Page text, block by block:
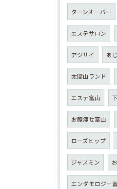
ターンオーバー
エステサロン
アジサイ あ
太閤山ランド
エステ富山
お腹痩せ富山
ローズヒップ
ジャスミン
エンダモロジー